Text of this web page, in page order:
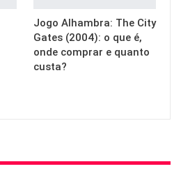
Jogo Alhambra: The City
Gates (2004): o que é,
onde comprar e quanto
custa?